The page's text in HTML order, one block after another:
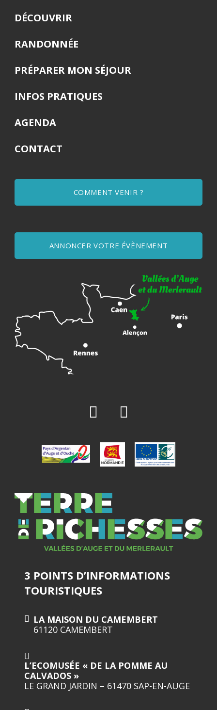
DÉCOUVRIR
RANDONNÉE
PRÉPARER MON SÉJOUR
INFOS PRATIQUES
AGENDA
CONTACT
COMMENT VENIR ?
ANNONCER VOTRE ÉVÈNEMENT
3 POINTS D’INFORMATIONS
TOURISTIQUES
LA MAISON DU CAMEMBERT
61120 CAMEMBERT
L’ECOMUSÉE « DE LA POMME AU
CALVADOS »
LE GRAND JARDIN – 61470 SAP-EN-AUGE